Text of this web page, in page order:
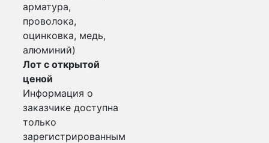
арматура,
проволока,
оцинковка, медь,
алюминий)
Лот с открытой
ценой
Информация о
заказчике доступна
только
зарегистрированным